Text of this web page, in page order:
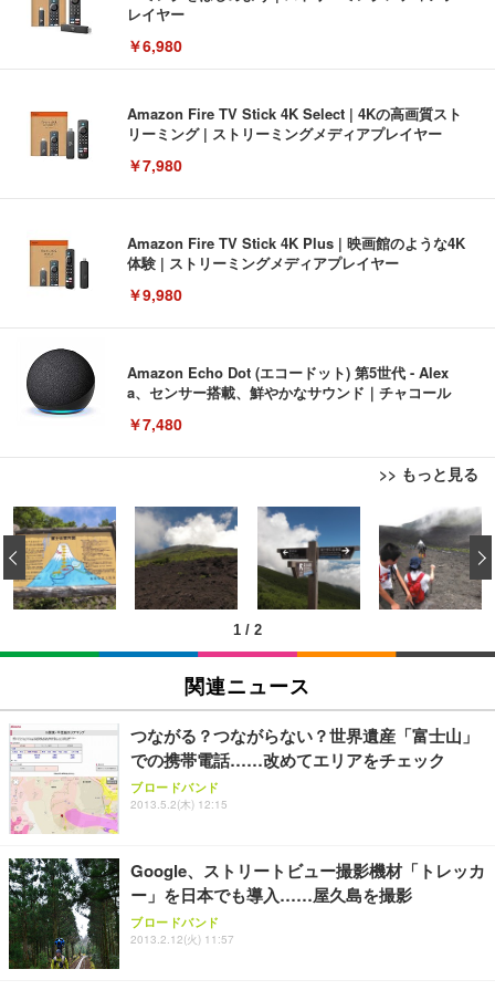
レイヤー
￥6,980
Amazon Fire TV Stick 4K Select | 4Kの高画質スト
リーミング | ストリーミングメディアプレイヤー
￥7,980
Amazon Fire TV Stick 4K Plus | 映画館のような4K
体験 | ストリーミングメディアプレイヤー
￥9,980
Amazon Echo Dot (エコードット) 第5世代 - Alex
a、センサー搭載、鮮やかなサウンド｜チャコール
￥7,480
>> もっと見る
[EdoErgo] オフィスチェア 椅子 テレワーク 疲れな
い 跳ね上げ式アームレスト コンパクト 約105度ロッ
キング pc 事務椅子 360度回転 座面昇降 強化ナイロ
ン樹脂ベース 通気性メッシュ 在宅ワーク H-WY01
(黒網+黒枠+黒足)
￥5,699
SIHOO B100 オフィスチェア／デスクチェア メッシ
ュチェア 人間工学 疲れない ブラック
￥27,999
Sezlife オフィスチェア デスクチェア 疲れない テレ
ワーク チェア 強化バックレスト 30度ロッキング機
能 人間工学 椅子 腰サポート 90度跳ね上げ式アーム
務用 おしゃれ パソコンチェア (ブラック)
Sezlife オフィスチェア デスクチェア 疲れない テレ
ワーク チェア 強化バックレスト 30度ロッキング機
能 人間工学 椅子 腰サポート 90度跳ね上げ式アーム
EIZO ビジネス向けプレミアムモニター | FlexScan
EV3240X-WT | 31.5型4K UHD・USB Type-C・ホワ
イト
￥105,595
EIZO ビジネス向けプレミアムモニター | FlexScan
￥109,572
【純正品】27"ゲーミングモニター DualSense 充電
フック付き（CFI-ZDM1J）
【整備済み品】Dell E2724HS 27インチ 液晶モニタ
ー フルHD（1920×1080）VA 非光沢 HDMI/DisplayP
ort/VGA スピーカー内蔵 高さ調整 スイベル VESA対
Amazonベーシック ペットシーツ 薄型 レギュラー 1
回使い捨て 無香料 ホワイト 300枚
￥3,373
Amazonベーシック ペットシーツ 厚型 ワイド 42枚
x2袋(84枚) ホワイト(吸収面:ライトブルー)
￥3,234
ネオ・ルーライフ ネオ・オムツ L 中型犬用 26枚入
り 単品
Smart Basic(スマートベーシック) 【Amazon.co.jp
限定】 Smart Basic アイリスオーヤマ ペットシーツ
超厚型 お徳用 ワイド 100枚入 (x 1) (ケース販売)
1 / 2
‹
関連ニュース
つながる？つながらない？世界遺産「富士山」
での携帯電話……改めてエリアをチェック
ブロードバンド
2013.5.2(木) 12:15
Google、ストリートビュー撮影機材「トレッカ
ー」を日本でも導入……屋久島を撮影
ブロードバンド
2013.2.12(火) 11:57